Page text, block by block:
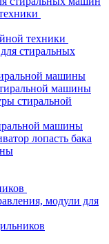
техники
стиральных
машины
машины
стиральной
машины
лопасть бака
модули для